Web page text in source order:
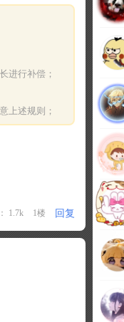
进行补偿；
上述规则；
1.7k 1楼 回复